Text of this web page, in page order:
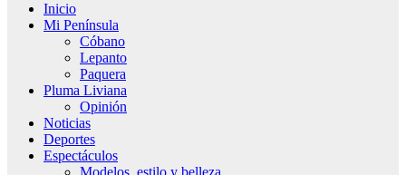
Inicio
Mi Península
Cóbano
Lepanto
Paquera
Pluma Liviana
Opinión
Noticias
Deportes
Espectáculos
Modelos, estilo y belleza